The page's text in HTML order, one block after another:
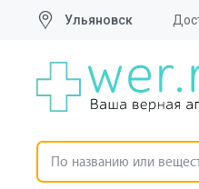
Ульяновск